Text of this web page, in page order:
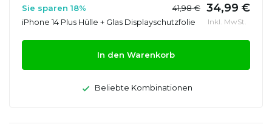
Sie sparen 18% 41,98 € 34,99 €
iPhone 14 Plus Hülle + Glas Displayschutzfolie Inkl. MwSt.
In den Warenkorb
Beliebte Kombinationen